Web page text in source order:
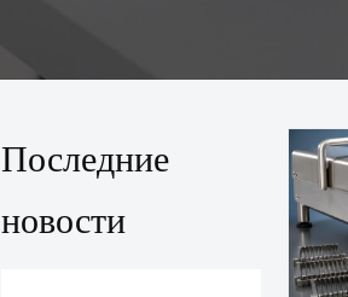
Последние
новости